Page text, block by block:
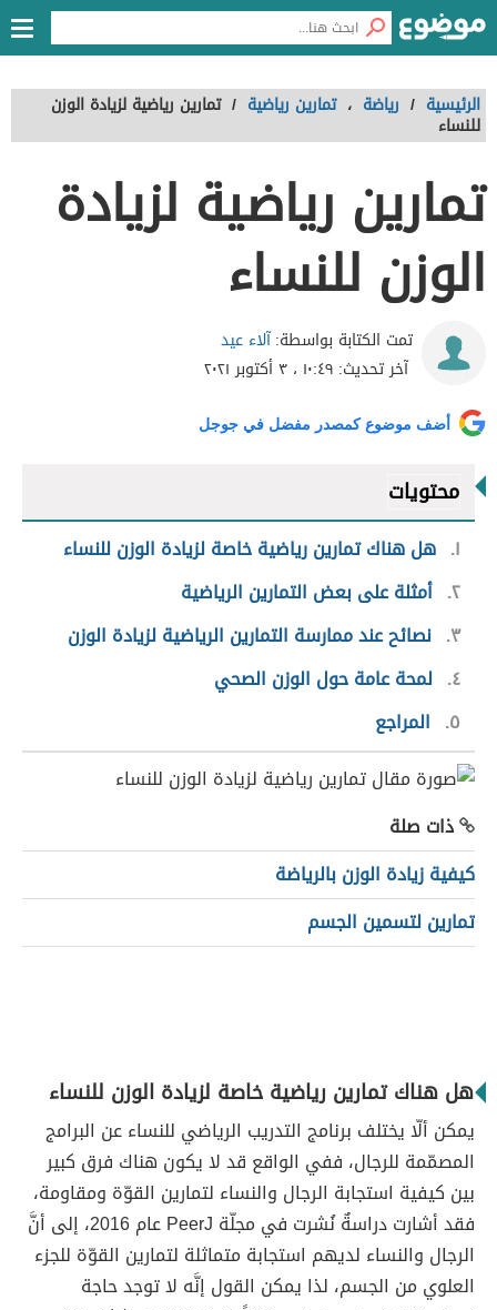
الرئيسية / رياضة ، تمارين رياضية / تمارين رياضية لزيادة الوزن
للنساء
تمارين رياضية لزيادة
الوزن للنساء
تمت الكتابة بواسطة:آلاء عيد
آخر تحديث: ١٠:٤٩ ، ٣ أكتوبر ٢٠٢١
أضف موضوع كمصدر مفضل في جوجل
محتويات
١ هل هناك تمارين رياضية خاصة لزيادة الوزن للنساء
٢ أمثلة على بعض التمارين الرياضية
٣ نصائح عند ممارسة التمارين الرياضية لزيادة الوزن
٤ لمحة عامة حول الوزن الصحي
٥
المراجع
ذات صلة
كيفية زيادة الوزن بالرياضة
تمارين لتسمين الجسم
هل هناك تمارين رياضية خاصة لزيادة الوزن للنساء
يمكن ألّا يختلف برنامج التدريب الرياضي للنساء عن البرامج
المصمّمة للرجال، ففي الواقع قد لا يكون هناك فرق كبير
بين كيفية استجابة الرجال والنساء لتمارين القوّة ومقاومة،
فقد أشارت دراسةٌ نُشرت في مجلّة PeerJ عام 2016، إلى أنَّ
الرجال والنساء لديهم استجابة متماثلة لتمارين القوّة للجزء
العلوي من الجسم، لذا يمكن القول إنَّه لا توجد حاجة